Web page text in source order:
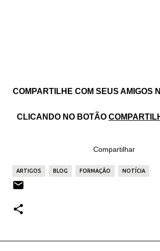
COMPARTILHE COM SEUS AMIGOS
CLICANDO NO BOTÃO
Compartilhar
ARTIGOS BLOG FORMAÇÃO NOTÍCIA